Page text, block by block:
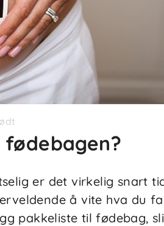
er det virkelig snart
å vite hva du
pakkeliste til fødebag,